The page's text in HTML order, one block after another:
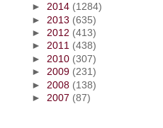
►2014 (1284)
► 2013 (635)
►2012 (413)
►2011 (438)
► 2010 (307)
►2009 (231)
► 2008 (138)
► 2007 (87)